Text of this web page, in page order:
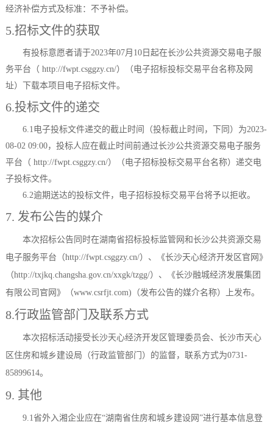
经济补偿方式及标准： 不予补偿。
5.招标文件的获取
有投标意愿者请于2023年07月10日 起在长沙公共资源交易电子服
务平台（ http://fwpt.csggzy.cn/）
（电子招标投标交易平台名称及网
址）下载本项目电子招标文件。
6.投标文件的递交
6.1电子投标文件递交的截止时间（投标截止时间，下同）为2023-
08-02 09:00，投标人应在截止时间前通过长沙公共资源交易电子服务
平台（ http://fwpt.csggzy.cn/）
（电子招标投标交易平台名称）递交电
子投标文件。
6.2逾期送达的投标文件，电子招标投标交易平台将予以拒收。
7. 发布公告的媒介
本次招标公告同时在湖南省招标投标监管网和长沙公共资源交易
电子服务平台（http://fwpt.csggzy.cn/）、《长沙天心经济开发区官网》
（http://txjkq.changsha.gov.cn/xxgk/tzgg/）、《长沙融城经济发展集团
有限公司官网》（www.csrfjt.com) （发布公告的媒介名称）上发布。
8.行政监管部门及联系方式
本次招标活动接受长沙天心经济开发区管理委员会、长沙市天心
区住房和城乡建设局 （行政监管部门）的监督，联系方式为0731-
85899614。
9. 其他
9.1省外入湘企业应在“湖南省住房和城乡建设网”进行基本信息登